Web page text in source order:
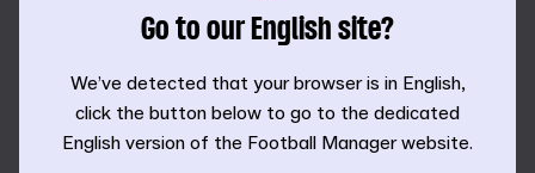
몇 팀과 선수의 어셋이 없을 수 있습니다.
문제를 발견할 경우 여러분의 소중한 의견을 공유해 주세요.
게임 내 사이드바의 버그 신고 버튼을 사용하거나 커뮤니티
포럼을 통해 알려주시면 됩니다.
Go to our English site?
We’ve detected that your browser is in English,
click the button below to go to the dedicated
English version of the Football Manager website.